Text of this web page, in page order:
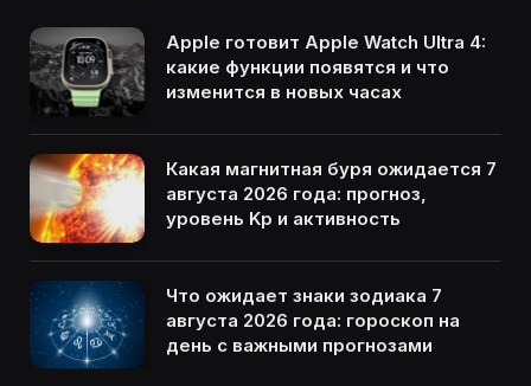
Apple готовит Apple Watch Ultra 4:
какие функции появятся и что
изменится в новых часах
Какая магнитная буря ожидается 7
августа 2026 года: прогноз,
уровень Kp и активность
Что ожидает знаки зодиака 7
августа 2026 года: гороскоп на
день с важными прогнозами